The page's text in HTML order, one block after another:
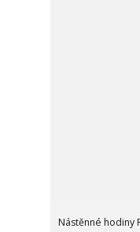
Nástěnné hodiny